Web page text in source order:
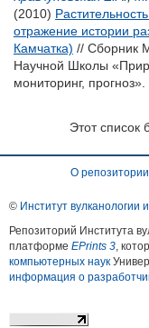
(2010)
отражение истории
Камчатка) // Сборник
Научной Школы
мониторинг,
Этот список
О репозитории
© Институт
Репозиторий Института
платформе EPrints 3,
компьютерных наук
информация о